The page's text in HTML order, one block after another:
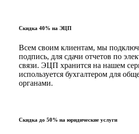
Скидка 40% на ЭЦП
Всем своим клиентам, мы
подпись, для сдачи отчетов по
связи. ЭЦП хранится на нашем
используется бухгалтером для
органами.
Скидка до 50% на юридические услуги